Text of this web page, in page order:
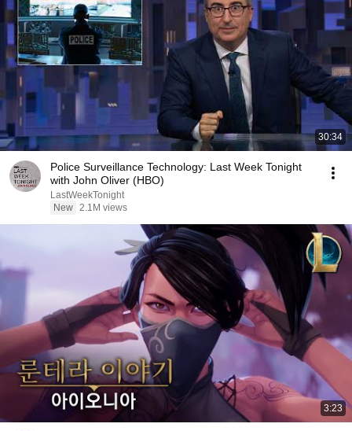
30:34
Police Surveillance Technology: Last Week Tonight
with John Oliver (HBO)
LastWeekTonight
New 2.1M views
3:23